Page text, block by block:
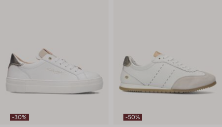
-30% -50%